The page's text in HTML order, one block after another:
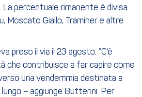
La percentuale rimanente è divisa
Moscato Giallo, Traminer e altre
preso il via il 23 agosto. “C’è
che contribuisce a far capire come
una vendemmia destinata a
– aggiunge Butterini. Per